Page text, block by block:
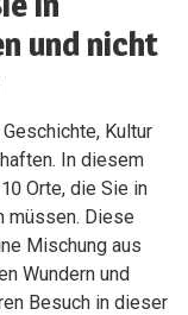
und nicht
Kultur
In diesem
Orte, die Sie in
müssen. Diese
Mischung aus
Wundern und
Besuch in dieser